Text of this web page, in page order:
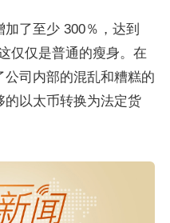
了至少 300％，达到
仅仅是普通的瘦身。在
司内部的混乱和糟糕的
以太币转换为法定货